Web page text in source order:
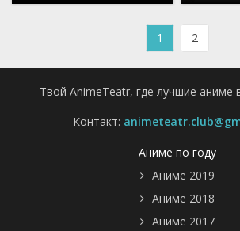
1 2
Твой AnimeTeatr, где лучшие аниме
Контакт:
Аниме по году
Аниме 2019
Аниме 2018
Аниме 2017